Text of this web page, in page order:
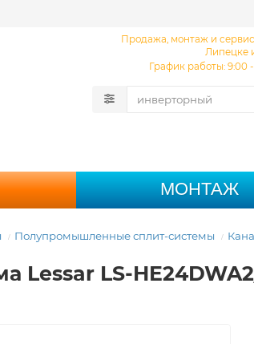
Продажа, монтаж и
Липецке
График работы: 9:00
МОНТАЖ
Полупромышленные сплит-системы
Lessar LS-